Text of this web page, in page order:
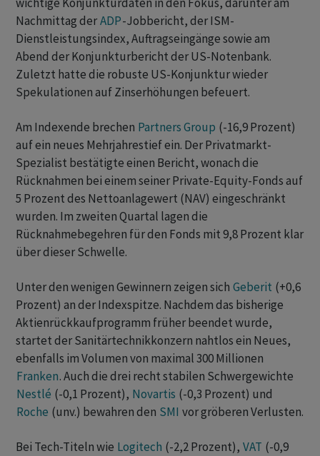
wichtige Konjunkturdaten in den Fokus, darunter am
Nachmittag derADP-Jobbericht, der ISM-
Dienstleistungsindex, Auftragseingänge sowie am
Abend der Konjunkturbericht der US-Notenbank.
Zuletzt hatte die robuste US-Konjunktur wieder
Spekulationen auf Zinserhöhungen befeuert.
Am Indexende brechen Partners Group (-16,9 Prozent)
auf ein neues Mehrjahrestief ein. Der Privatmarkt-
Spezialist bestätigte einen Bericht, wonach die
Rücknahmen bei einem seiner Private-Equity-Fonds auf
5 Prozent des Nettoanlagewert (NAV) eingeschränkt
wurden. Im zweiten Quartal lagen die
Rücknahmebegehren für den Fonds mit 9,8 Prozent klar
über dieser Schwelle.
Unter den wenigen Gewinnern zeigen sich Geberit (+0,6
Prozent) an der Indexspitze. Nachdem das bisherige
Aktienrückkaufprogramm früher beendet wurde,
startet der Sanitärtechnikkonzern nahtlos ein Neues,
ebenfalls im Volumen von maximal 300 Millionen
Franken. Auch die drei recht stabilen Schwergewichte
Nestlé (-0,1 Prozent), Novartis (-0,3 Prozent) und
Roche (unv.) bewahren den SMI vor gröberen Verlusten.
Bei Tech-Titeln wie Logitech (-2,2 Prozent), VAT (-0,9